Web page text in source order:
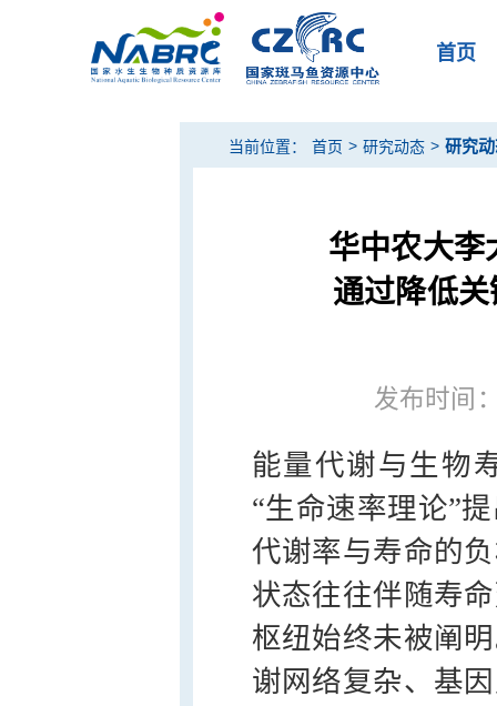
首页
当前位置： 首页 > 研究动态 > 研究
华中农大李
通过降低
发布时间
能量代谢与生物
“生命速率理论”
代谢率与寿命的
状态往往伴随寿
枢纽始终未被阐
谢网络复杂、基